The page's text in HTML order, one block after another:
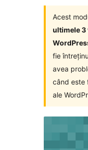
Acest
ultimele 3
fie
avea
când este
ale